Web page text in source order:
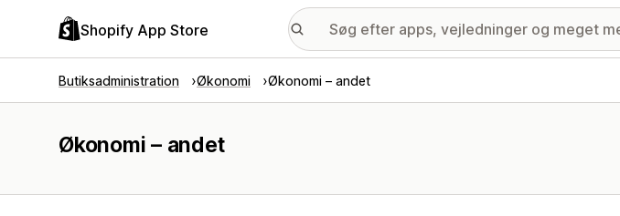
Shopify App Store
Butiksadministration Økonomi Økonomi – andet
Økonomi – andet